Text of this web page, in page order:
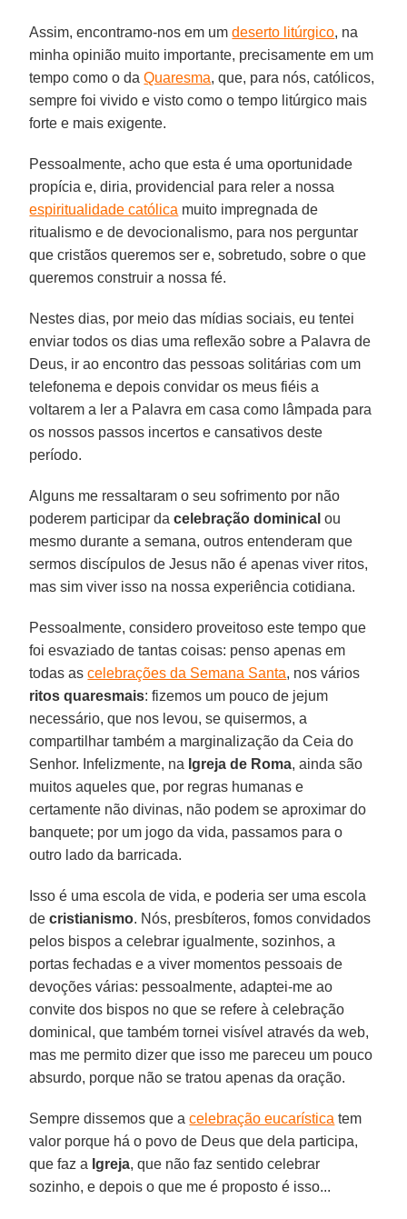
Assim, encontramo-nos em umdeserto litúrgico, na
minha opinião muito importante, precisamente em um
tempo como o daQuaresma, que, para nós, católicos,
sempre foi vivido e visto como o tempo litúrgico mais
forte e mais exigente.
Pessoalmente, acho que esta é uma oportunidade
propícia e, diria, providencial para reler a nossa
espiritualidade católica muito impregnada de
ritualismo e de devocionalismo, para nos perguntar
que cristãos queremos ser e, sobretudo, sobre o que
queremos construir a nossa fé.
Nestes dias, por meio das mídias sociais, eu tentei
enviar todos os dias uma reflexão sobre a Palavra de
Deus, ir ao encontro das pessoas solitárias com um
telefonema e depois convidar os meus fiéis a
voltarem a ler a Palavra em casa como lâmpada para
os nossos passos incertos e cansativos deste
período.
Alguns me ressaltaram o seu sofrimento por não
poderem participar dacelebração dominical ou
mesmo durante a semana, outros entenderam que
sermos discípulos de Jesus não é apenas viver ritos,
mas sim viver isso na nossa experiência cotidiana.
Pessoalmente, considero proveitoso este tempo que
foi esvaziado de tantas coisas: penso apenas em
todas ascelebrações da Semana Santa, nos vários
ritos quaresmais: fizemos um pouco de jejum
necessário, que nos levou, se quisermos, a
compartilhar também a marginalização da Ceia do
Senhor. Infelizmente, na Igreja de Roma, ainda são
muitos aqueles que, por regras humanas e
certamente não divinas, não podem se aproximar do
banquete; por um jogo da vida, passamos para o
outro lado da barricada.
Isso é uma escola de vida, e poderia ser uma escola
decristianismo. Nós, presbíteros, fomos convidados
pelos bispos a celebrar igualmente, sozinhos, a
portas fechadas e a viver momentos pessoais de
devoções várias: pessoalmente, adaptei-me ao
convite dos bispos no que se refere à celebração
dominical, que também tornei visível através da web,
mas me permito dizer que isso me pareceu um pouco
absurdo, porque não se tratou apenas da oração.
Sempre dissemos que acelebração eucarística tem
valor porque há o povo de Deus que dela participa,
que faz a Igreja, que não faz sentido celebrar
sozinho, e depois o que me é proposto é isso...